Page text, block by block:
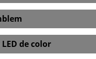
de color